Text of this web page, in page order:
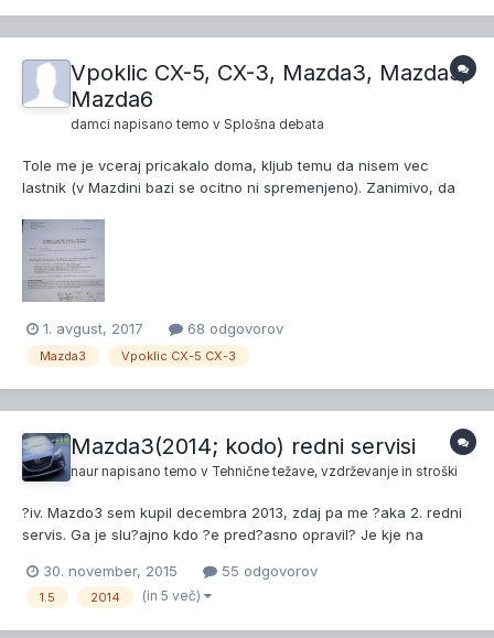
Vpoklic CX-5, CX-3, Mazda3, Mazda5,
Mazda6
damci napisano temo v Splošna debata
Tole me je vceraj pricakalo doma, kljub temu da nisem vec
lastnik (v Mazdini bazi se ocitno ni spremenjeno). Zanimivo, da
1. avgust, 2017 68 odgovorov
Mazda3 Vpoklic CX-5 CX-3
Mazda3(2014; kodo) redni servisi
naurnapisano temo v Tehnične težave, vzdrževanje in stroški
?iv. Mazdo3 sem kupil decembra 2013, zdaj pa me ?aka 2. redni
servis. Ga je slu?ajno kdo ?e pred?asno opravil? Je kje na
bi zamenjali tudi v?igalne sve?ke... pri dve leti starem
avtomobilu? Je to normalno? Kak?ne so ponavadi cene? L...
30. november, 2015 55 odgovorov
1.5 2014 (in 5 več)